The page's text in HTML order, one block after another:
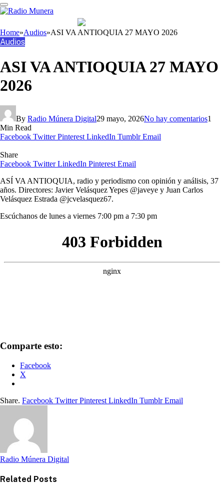
Home»Audios»ASI VA ANTIOQUIA 27 MAYO 2026
Audios
ASI VA ANTIOQUIA 27 MAYO
2026
By Radio Múnera Digital29 mayo, 2026No hay comentarios1
Min Read
Facebook Twitter Pinterest LinkedIn Tumblr Email
Share
Facebook Twitter LinkedIn Pinterest Email
ASÍ VA ANTIOQUIA, radio y periodismo con opinión y análisis, 37
años. Directores: Javier Velásquez Yepes @javeye y Juan Carlos
Velásquez Estrada @jcvelasquez67.
Escúchanos de lunes a viernes 7:00 pm a 7:30 pm
Comparte esto:
Facebook
X
Share. Facebook Twitter Pinterest LinkedIn Tumblr Email
Radio Múnera Digital
Related Posts